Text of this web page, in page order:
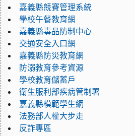
嘉義縣競賽管理系統
學校午餐教育網
嘉義縣毒品防制中心
交通安全入口網
嘉義縣防災教育網
防溺教育參考資源
學校教育儲蓄戶
衛生服利部疾病管制署
嘉義縣模範學生網
法務部人權大步走
反詐專區